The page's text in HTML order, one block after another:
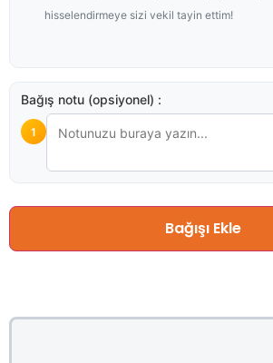
hisselendirmeye sizi vekil tayin ettim!
Bağış notu (opsiyonel) :
1
Bağışı Ekle